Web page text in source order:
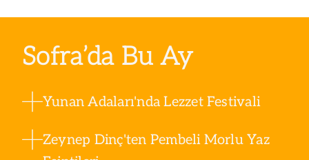
Sofra’da Bu Ay
Yunan Adaları'nda Lezzet Festivali
Zeynep Dinç'ten Pembeli Morlu Yaz